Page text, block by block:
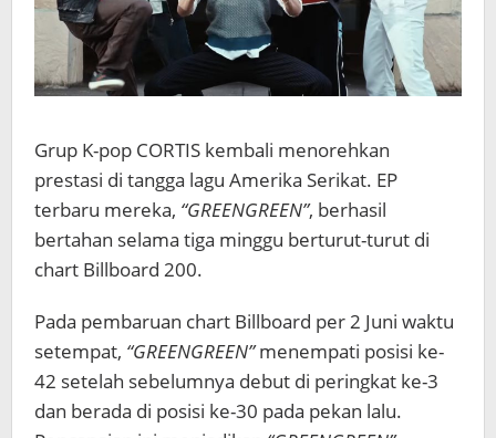
Grup K-pop CORTIS kembali menorehkan
prestasi di tangga lagu Amerika Serikat. EP
terbaru mereka, “GREENGREEN”, berhasil
bertahan selama tiga minggu berturut-turut di
chart Billboard 200.
Pada pembaruan chart Billboard per 2 Juni waktu
setempat, “GREENGREEN”menempati posisi ke-
42 setelah sebelumnya debut di peringkat ke-3
dan berada di posisi ke-30 pada pekan lalu.